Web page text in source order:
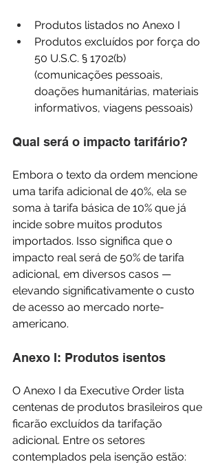
Produtos listados no Anexo I
Produtos excluídos por força do
50 U.S.C. § 1702(b)
(comunicações pessoais,
doações humanitárias, materiais
informativos, viagens pessoais)
Qual será o impacto tarifário?
Embora o texto da ordem mencione
uma tarifa adicional de 40%, ela se
soma à tarifa básica de 10% que já
incide sobre muitos produtos
importados. Isso significa que o
impacto real será de 50% de tarifa
adicional, em diversos casos —
elevando significativamente o custo
de acesso ao mercado norte-
americano.
Anexo I: Produtos isentos
O Anexo I da Executive Order lista
centenas de produtos brasileiros que
ficarão excluídos da tarifação
adicional. Entre os setores
contemplados pela isenção estão: